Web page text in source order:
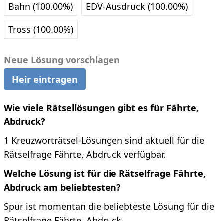
Bahn (100.00%)
EDV-Ausdruck (100.00%)
Tross (100.00%)
Neue Lösung vorschlagen
Heir eintragen
Wie viele Rätsellösungen gibt es für Fährte,
Abdruck?
1 Kreuzworträtsel-Lösungen sind aktuell für die
Rätselfrage Fährte, Abdruck verfügbar.
Welche Lösung ist für die Rätselfrage Fährte,
Abdruck am beliebtesten?
Spur ist momentan die beliebteste Lösung für die